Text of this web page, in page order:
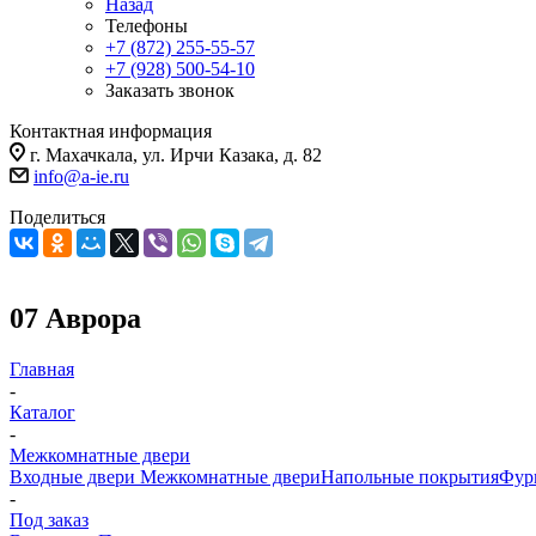
Назад
Телефоны
+7 (872) 255-55-57
+7 (928) 500-54-10
Заказать звонок
Контактная информация
г. Махачкала, ул. Ирчи Казака, д. 82
info@a-ie.ru
Поделиться
07 Аврора
Главная
-
Каталог
-
Межкомнатные двери
Входные двери Межкомнатные двериНапольные покрытия
-
Под заказ